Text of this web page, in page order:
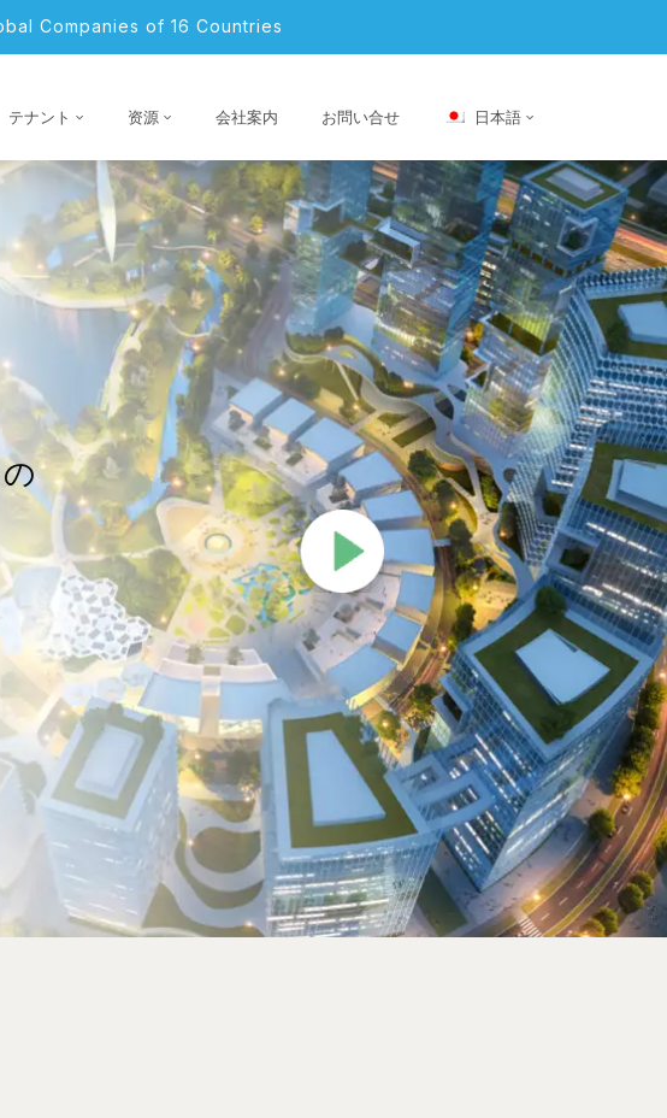
Companies of 16 Countries
テナント 资源 会社案内 お問い合せ 日本語